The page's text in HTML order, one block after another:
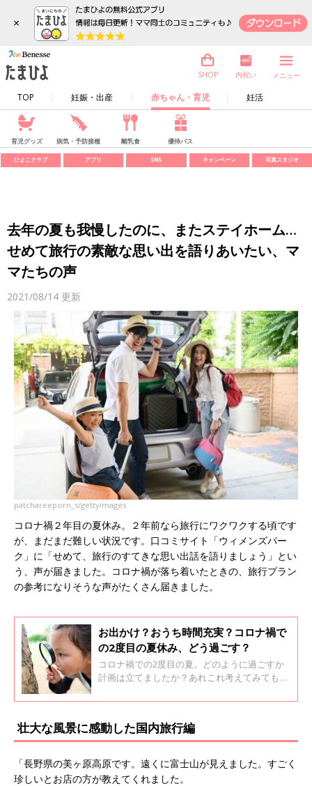
×
TOP 妊娠・出産 赤ちゃん・育児 妊活
SHOP 内祝い メニュー
育児グッズ 病気・予防接種 離乳食 優待パス
ひよこクラブ アプリ SNS キャンペーン 写真スタジオ
去年の夏も我慢したのに、またステイホーム…
せめて旅行の素敵な思い出を語りあいたい、マ
マたちの声
2021/08/14 更新
patchareeporn_s/gettyimages
コロナ禍２年目の夏休み。２年前なら旅行にワクワクする頃です
が、まだまだ難しい状況です。口コミサイト「ウィメンズパー
ク」に「せめて、旅行のすてきな思い出話を語りましょう」とい
う、声が届きました。コロナ禍が落ち着いたときの、旅行プラン
の参考になりそうな声がたくさん届きました。
お出かけ？おうち時間充実？コロナ禍で
の2度目の夏休み、どう過ごす？
コロナ禍での2度目の夏。どのように過ごすか
計画は立てましたか？あれこれ考えてみても長
しでもアイディアは多いほうが良いですよね。
に今年の夏休みの過ごし方について聞いてみま
した！
壮大な風景に感動した国内旅行編
「長野県の美ヶ原高原です。遠くに富士山が見えました。すごく
珍しいとお店の方が教えてくれました。